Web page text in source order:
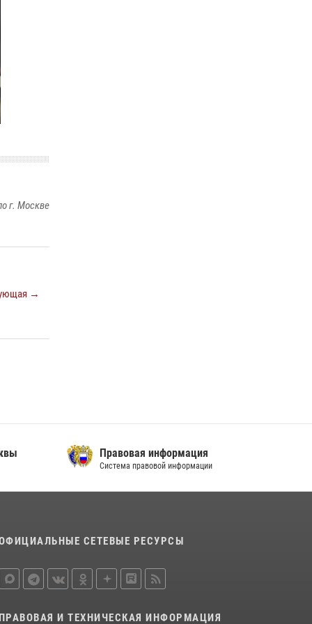
г. Москве
→
Правовая информация
Система правовой информации
СЕТЕВЫЕ РЕСУРСЫ
ПРАВОВАЯ И ТЕХНИЧЕСКАЯ ИНФОРМАЦИЯ